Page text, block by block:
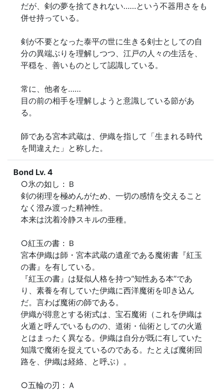
だが、剣の夢を捨てきれない……という不器用さをも
併せ持っている。
剣が不要となった泰平の世に生きる剣士としての自
分の異端ぶりを理解しつつ、江戸の人々の生活を、
平穏を、善いものとして認識している。
常に、他者を……
目の前の相手を理解しようと意識している節があ
る。
師である宮本武蔵は、伊織を指して「生まれる時代
を間違えた」と称した。
Bond Lv. 4
○氷の如し：Ｂ
剣の術理を極めんがため、一切の感情を交えること
なく澄み渡った精神性。
本来は沈着冷静スキルの亜種。
○紅玉の書：Ｂ
宮本伊織は師・宮本武蔵の遺産である魔術書『紅玉
の書』を有している。
『紅玉の書』は疑似人格を持つ“知性ある本”であ
り、素養を有していた伊織に西洋魔術を叩き込ん
だ。言わば魔術の師である。
伊織が得意とする術式は、宝石魔術（これを伊織は
火遁と呼んでいるものの、道術・仙術としての火遁
とはまったく異なる。伊織は自分が既に有していた
知識で魔術を捉えているのである。たとえば魔術回
路を、伊織は経絡、と呼ぶ）。
○五輪の刃：Ａ